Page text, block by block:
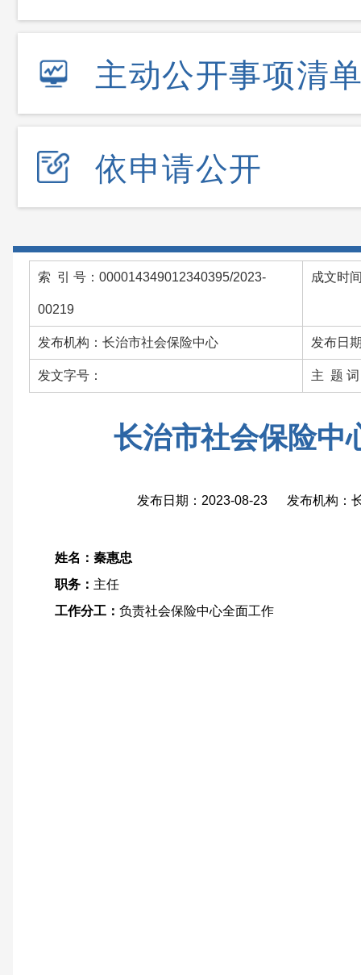
主动公开事项清
依申请公开
索 引 号：000014349012340395/2023-
00219
成文时
发布机构：长治市社会保险中心 发布日
发文字号： 主 题 词
长治市社会保险中
发布日期：2023-08-23 发布机构：
姓名：秦惠忠
职务： 主任
工作分工： 负责社会保险中心全面工作